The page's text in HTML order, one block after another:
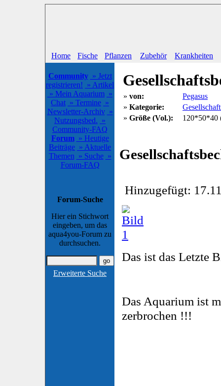
Home Fische Pflanzen Zubehör Krankheiten
Community » Jetzt
registrieren! » Artikel
» Mein Aquarium »
Chat » Termine »
Newsletter-Archiv »
Nutzungsbed. »
Community-FAQ
Forum » Heutige
Beiträge » Aktuelle
Themen » Suche »
Forum-FAQ
Forum-Suche
Hier ein Stichwort
eingeben, um das
aqua4you-Forum zu
durchsuchen.
Erweiterte Suche
» von:
Pegasus
» Kategorie:
» Größe (Vol.): 120*50*40
Hinzugefügt:
Das ist das Letzte
Das Aquarium ist
zerbrochen !!!